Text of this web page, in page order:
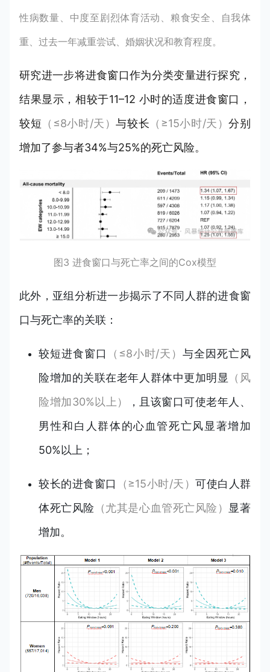
性病数量、中度至剧烈体育活动、粮食安全、自我体
重、过去一年减重尝试、婚姻状况和教育程度。
研究进一步将进食窗口作为分类变量进行探究，
结果显示，相较于11–12 小时的适度进食窗口，
较短 （≤8小时/天）与较长 （≥15小时/天）分别
增加了参与者34%与25%的死亡风险。
图3 进食窗口与死亡率之间的Cox模型
此外，亚组分析进一步揭示了不同人群的进食窗
口与死亡率的关联：
较短进食窗口 （≤8小时/天）与全因死亡风
险增加的关联在老年人群体中更加明显
（风
险增加30%以上）
，且该窗口可使老年人、
男性和白人群体的心血管死亡风显著增加
50%以上；
较长的进食窗口 （≥15小时/天） 可使白人群
体死亡风险 （尤其是心血管死亡风险） 显著
增加。